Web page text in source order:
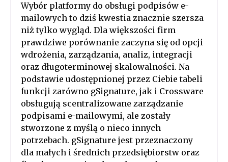
Wybór platformy do obsługi podpisów e-
mailowych to dziś kwestia znacznie szersza
niż tylko wygląd. Dla większości firm
prawdziwe porównanie zaczyna się od opcji
wdrożenia, zarządzania, analiz, integracji
oraz długoterminowej skalowalności. Na
podstawie udostępnionej przez Ciebie tabeli
funkcji zarówno gSignature, jak i Crossware
obsługują scentralizowane zarządzanie
podpisami e-mailowymi, ale zostały
stworzone z myślą o nieco innych
potrzebach. gSignature jest przeznaczony
dla małych i średnich przedsiębiorstw oraz